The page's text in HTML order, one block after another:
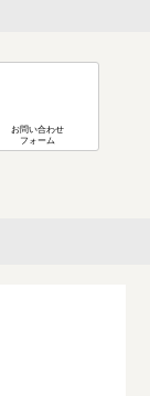
お問い合わせ
フォーム